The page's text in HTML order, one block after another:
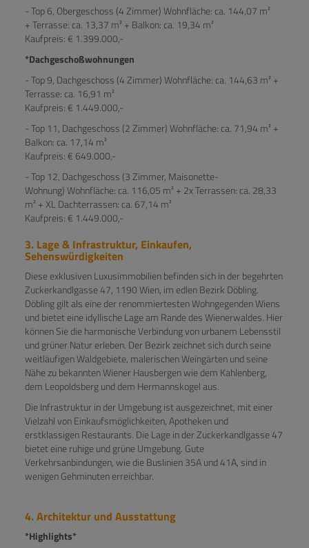
- Top 6, Obergeschoss (4 Zimmer) Wohnfläche: ca. 144,07 m²
+ Terrasse: ca. 13,37 m² + Balkon: ca. 19,34 m²
Kaufpreis: € 1.399.000,-
*Dachgeschoßwohnungen
- Top 9, Dachgeschoss (4 Zimmer) Wohnfläche: ca. 144,63 m² +
Terrasse: ca. 16,91 m²
Kaufpreis: € 1.449.000,-
- Top 11, Dachgeschoss (2 Zimmer) Wohnfläche: ca. 71,94 m² +
Balkon: ca. 17,14 m²
Kaufpreis: € 649.000,-
- Top 12, Dachgeschoss (3 Zimmer, Maisonette-
Wohnung) Wohnfläche: ca. 116,05 m² + 2x Terrassen: ca. 28,33
m² + XL Dachterrassen: ca. 67,14 m²
Kaufpreis: € 1.449.000,-
3. Lage & Infrastruktur, Einkaufen,
Sehenswürdigkeiten
Diese exklusiven Luxusimmobilien befinden sich in der begehrten
Zuckerkandlgasse 47, 1190 Wien, im edlen Bezirk Döbling.
Döbling gilt als eine der renommiertesten Wohngegenden Wiens
und bietet eine idyllische Lage am Rande des Wienerwaldes. Hier
können Sie die harmonische Verbindung von urbanem Lebensstil
und grüner Natur erleben. Der Bezirk zeichnet sich durch seine
weitläufigen Waldgebiete, malerischen Weingärten und seine
Nähe zu bekannten Wiener Hausbergen wie dem Kahlenberg,
dem Leopoldsberg und dem Hermannskogel aus.
Die Infrastruktur in der Umgebung ist ausgezeichnet, mit einer
Vielzahl von Einkaufsmöglichkeiten, Apotheken und
erstklassigen Restaurants. Die Lage in der Zuckerkandlgasse 47
bietet eine ruhige und grüne Umgebung. Gute
Verkehrsanbindungen, wie die Buslinien 35A und 41A, sind in
wenigen Gehminuten erreichbar.
4. Architektur und Ausstattung
*Highlights*